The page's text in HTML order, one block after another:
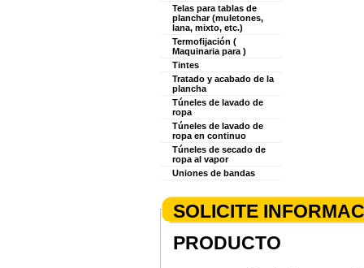
Telas para tablas de
planchar (muletones,
lana, mixto, etc.)
Termofijación (
Maquinaria para )
Tintes
Tratado y acabado de la
plancha
Túneles de lavado de
ropa
Túneles de lavado de
ropa en continuo
Túneles de secado de
ropa al vapor
Uniones de bandas
SOLICITE
PRODUCTO